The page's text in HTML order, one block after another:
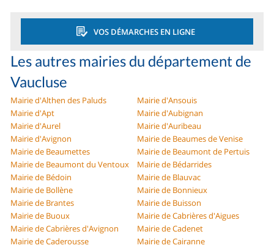
VOS DÉMARCHES EN LIGNE
Les autres mairies du département de
Vaucluse
Mairie d'Althen des Paluds
Mairie d'Ansouis
Mairie d'Apt
Mairie d'Aubignan
Mairie d'Aurel
Mairie d'Auribeau
Mairie d'Avignon
Mairie de Beaumes de Venise
Mairie de Beaumettes
Mairie de Beaumont de Pertuis
Mairie de Beaumont du Ventoux
Mairie de Bédarrides
Mairie de Bédoin
Mairie de Blauvac
Mairie de Bollène
Mairie de Bonnieux
Mairie de Brantes
Mairie de Buisson
Mairie de Buoux
Mairie de Cabrières d'Aigues
Mairie de Cabrières d'Avignon
Mairie de Cadenet
Mairie de Caderousse
Mairie de Cairanne